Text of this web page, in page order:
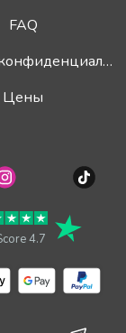
FAQ
Политика конфиденциальности
Цены
4.7